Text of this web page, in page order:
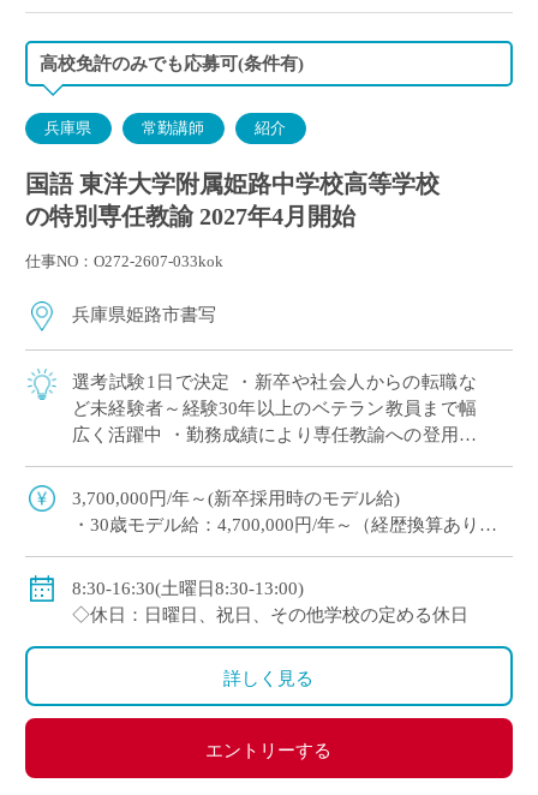
高校免許のみでも応募可(条件有)
兵庫県 常勤講師 紹介
国語 東洋大学附属姫路中学校高等学校
の特別専任教諭 2027年4月開始
仕事NO：O272-2607-033kok
兵庫県姫路市書写
選考試験1日で決定 ・新卒や社会人からの転職な
ど未経験者～経験30年以上のベテラン教員まで幅
広く活躍中 ・勤務成績により専任教諭への登用あ
流にも注力 ※高校免許 […]
3,700,000円/年～(新卒採用時のモデル給)
・30歳モデル給：4,700,000円/年～（経歴換算あり）
※上記以外に補習手当、特殊業務手当、通勤手当、入
試手当、クラブ活動手当を支給
◇保険：私学共済、雇用保険、労災保険
8:30-16:30(土曜日8:30-13:00)
◇休日：日曜日、祝日、その他学校の定める休日
詳しく見る
エントリーする